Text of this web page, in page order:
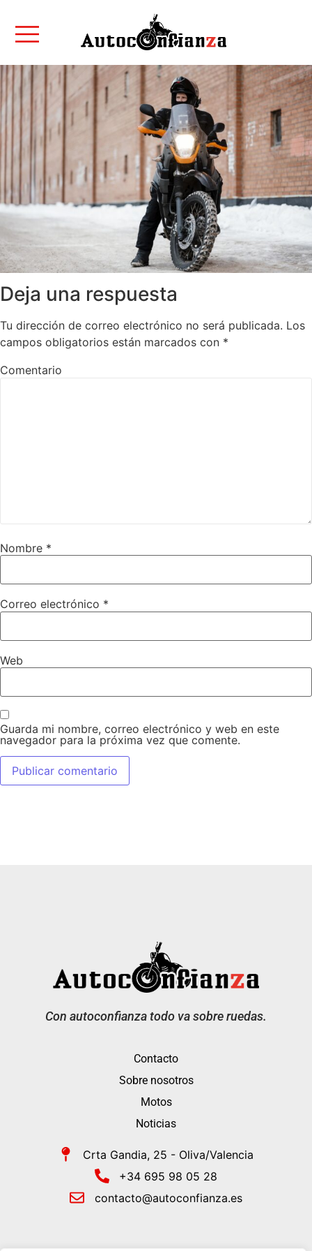
Deja una respuesta
Tu dirección de correo electrónico no será publicada. Los
campos obligatorios están marcados con *
Comentario
Nombre *
Correo electrónico *
Web
Guarda mi nombre, correo electrónico y web en este
navegador para la próxima vez que comente.
Con autoconfianza todo va sobre ruedas.
Contacto
Sobre nosotros
Motos
Noticias
Crta Gandia, 25 - Oliva/Valencia
+34 695 98 05 28
contacto@autoconfianza.es